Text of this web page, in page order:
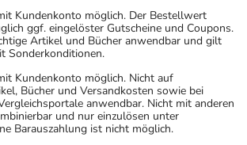
Kundenkonto möglich. Der Bestellwert
ggf. eingelöster Gutscheine und Coupons.
Artikel und Bücher anwendbar und gilt
Sonderkonditionen.
Kundenkonto möglich. Nicht auf
Bücher und Versandkosten sowie bei
anwendbar. Nicht mit anderen
und nur einzulösen unter
Barauszahlung ist nicht möglich.